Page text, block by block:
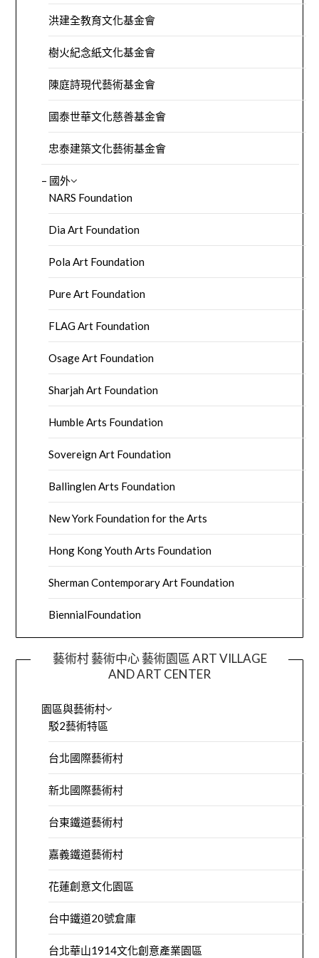
洪建全教育文化基金會
樹火紀念紙文化基金會
陳庭詩現代藝術基金會
國泰世華文化慈善基金會
忠泰建築文化藝術基金會
– 國外
NARS Foundation
Dia Art Foundation
Pola Art Foundation
Pure Art Foundation
FLAG Art Foundation
Osage Art Foundation
Sharjah Art Foundation
Humble Arts Foundation
Sovereign Art Foundation
Ballinglen Arts Foundation
New York Foundation for the Arts
Hong Kong Youth Arts Foundation
Sherman Contemporary Art Foundation
BiennialFoundation
藝術村 藝術中心 藝術園區 ART VILLAGE
AND ART CENTER
園區與藝術村
駁2藝術特區
台北國際藝術村
新北國際藝術村
台東鐵道藝術村
嘉義鐵道藝術村
花蓮創意文化園區
台中鐵道20號倉庫
台北華山1914文化創意產業園區